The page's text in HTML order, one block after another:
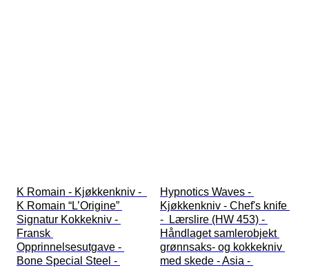
K Romain - Kjøkkenkniv -
K Romain “L’Origine”
Signatur Kokkekniv -
Fransk
Opprinnelsesutgave -
Bone Special Steel -
Hypnotics Waves -
Kjøkkenkniv - Chef's knife
-  Lærslire (HW 453) -
Håndlaget samlerobjekt
grønnsaks- og kokkekniv
med skede - Asia -